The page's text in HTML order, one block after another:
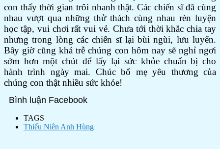
con thấy thời gian trôi nhanh thật. Các chiến sĩ đã cùng
nhau vượt qua những thử thách cùng nhau rèn luyện
học tập, vui chơi rất vui vẻ. Chưa tới thời khắc chia tay
nhưng trong lòng các chiến sĩ lại bùi ngùi, lưu luyến.
Bây giờ cũng khá trễ chúng con hôm nay sẽ nghỉ ngơi
sớm hơn một chút để lấy lại sức khỏe chuẩn bị cho
hành trình ngày mai. Chúc bố mẹ yêu thương của
chúng con thật nhiều sức khỏe!
Bình luận Facebook
TAGS
Thiếu Niên Anh Hùng